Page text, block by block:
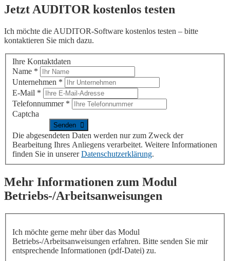
Jetzt AUDITOR kostenlos testen
Ich möchte die AUDITOR-Software kostenlos testen – bitte
kontaktieren Sie mich dazu.
Ihre Kontaktdaten
Name *
Unternehmen *
E-Mail *
Telefonnummer *
Captcha
Die abgesendeten Daten werden nur zum Zweck der
Bearbeitung Ihres Anliegens verarbeitet. Weitere Informationen
finden Sie in unsererDatenschutzerklärung.
Mehr Informationen zum Modul
Betriebs-/Arbeitsanweisungen
Ich möchte gerne mehrüber das Modul
Betriebs-/Arbeitsanweisungen erfahren. Bitte senden Sie mir
entsprechende Informationen (pdf-Datei) zu.